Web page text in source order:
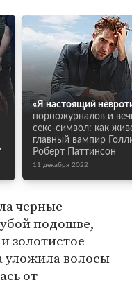
«Я настоящий
порножурналов и
секс-символ: как
главный вампир
Роберт Паттинсон
11 декабря 2022
черные
подошве,
золотистое
уложила волосы
от